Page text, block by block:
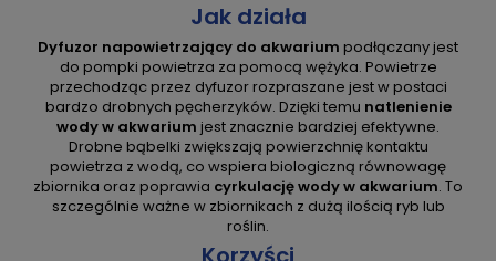
Jak działa
Dyfuzor napowietrzający do akwarium podłączany jest
do pompki powietrza za pomocą wężyka. Powietrze
przechodząc przez dyfuzor rozpraszane jest w postaci
bardzo drobnych pęcherzyków. Dzięki temu natlenienie
wody w akwarium jest znacznie bardziej efektywne.
Drobne bąbelki zwiększają powierzchnię kontaktu
powietrza z wodą, co wspiera biologiczną równowagę
zbiornika oraz poprawia cyrkulację wody w akwarium. To
szczególnie ważne w zbiornikach z dużą ilością ryb lub
roślin.